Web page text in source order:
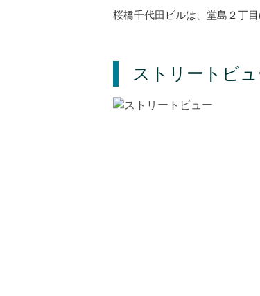
桜橋千代田ビルは、堂島２丁
ストリートビ